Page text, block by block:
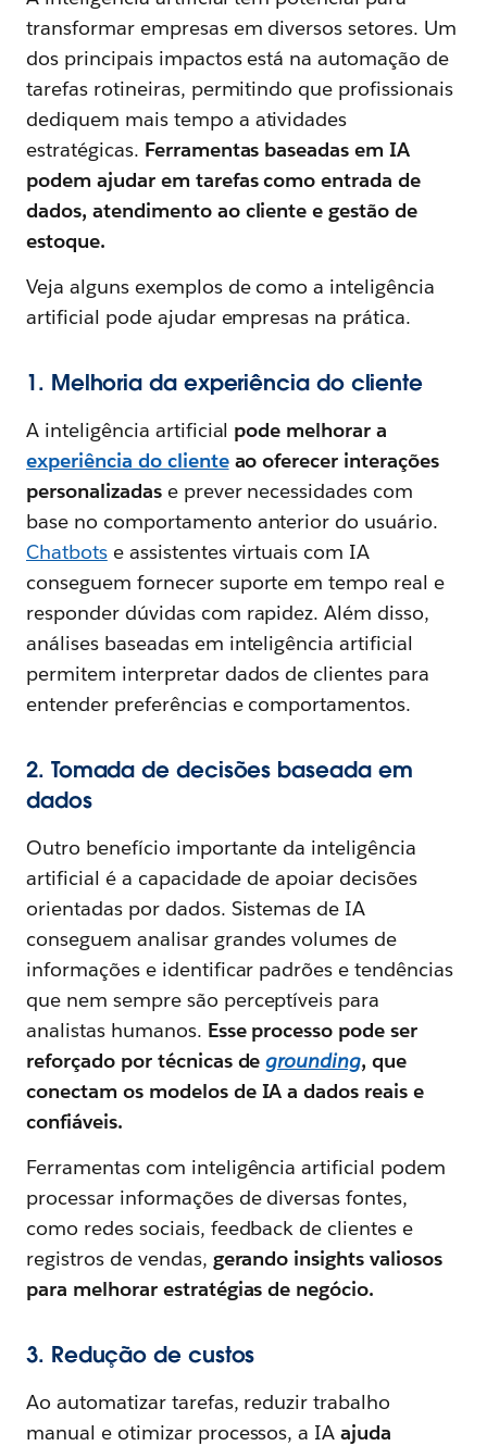
transformar empresas em diversos setores. Um
dos principais impactos está na automação de
tarefas rotineiras, permitindo que profissionais
dediquem mais tempo a atividades
estratégicas. Ferramentas baseadas em IA
podem ajudar em tarefas como entrada de
dados, atendimento ao cliente e gestão de
estoque.
Veja alguns exemplos de como a inteligência
artificial pode ajudar empresas na prática.
1. Melhoria da experiência do cliente
A inteligência artificial pode melhorar a
experiência do clienteao oferecer interações
personalizadase prever necessidades com
base no comportamento anterior do usuário.
Chatbotse assistentes virtuais com IA
conseguem fornecer suporte em tempo real e
responder dúvidas com rapidez. Além disso,
análises baseadas em inteligência artificial
permitem interpretar dados de clientes para
entender preferências e comportamentos.
2. Tomada de decisões baseada em
dados
Outro benefício importante da inteligência
artificial é a capacidade de apoiar decisões
orientadas por dados. Sistemas de IA
conseguem analisar grandes volumes de
informações e identificar padrões e tendências
que nem sempre são perceptíveis para
analistas humanos. Esse processo pode ser
reforçado por técnicas de grounding, que
conectam os modelos de IA a dados reais e
confiáveis.
Ferramentas com inteligência artificial podem
processar informações de diversas fontes,
como redes sociais, feedback de clientes e
registros de vendas, gerando insights valiosos
para melhorar estratégias de negócio.
3. Redução de custos
Ao automatizar tarefas, reduzir trabalho
manual e otimizar processos, a IAajuda